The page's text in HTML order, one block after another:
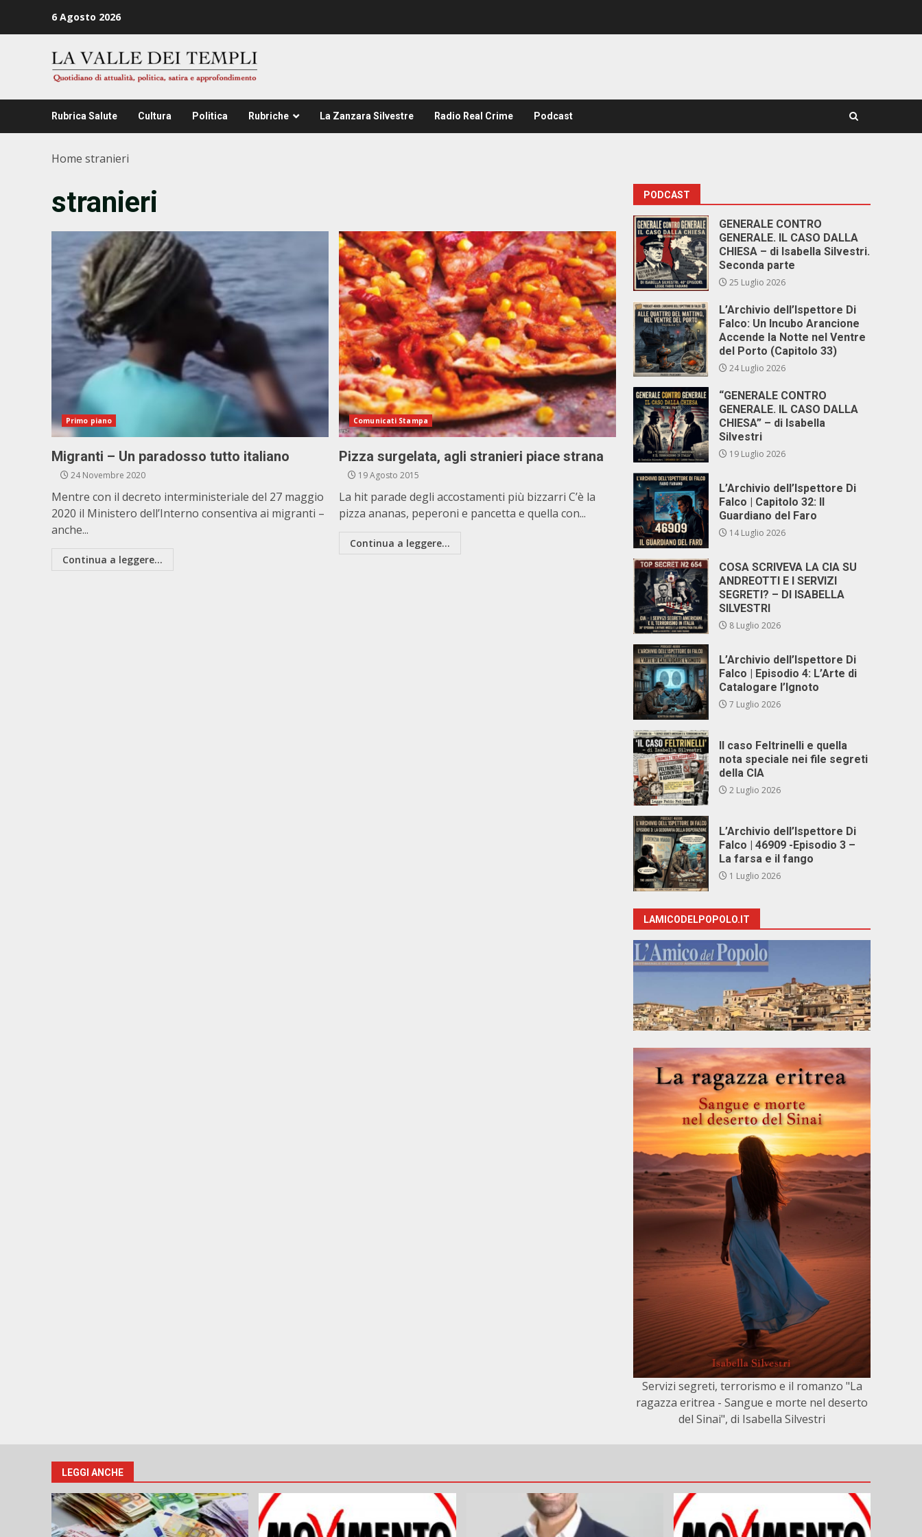
6 Agosto 2026
Rubrica Salute Cultura Politica Rubriche La Zanzara Silvestre Radio Real Crime Podcast
Home stranieri
stranieri
Primo piano
Migranti – Un paradosso tutto italiano
24 Novembre 2020
Mentre con il decreto interministeriale del 27 maggio
2020 il Ministero dell’Interno consentiva ai migranti –
anche...
Continua a leggere...
Comunicati Stampa
Pizza surgelata, agli stranieri piace strana
19 Agosto 2015
La hit parade degli accostamenti più bizzarri C’è la
pizza ananas, peperoni e pancetta e quella con...
Continua a leggere...
PODCAST
GENERALE CONTRO
GENERALE. IL CASO DALLA
CHIESA – di Isabella Silvestri.
Seconda parte
25 Luglio 2026
L’Archivio dell’Ispettore Di
Falco: Un Incubo Arancione
Accende la Notte nel Ventre
del Porto (Capitolo 33)
24 Luglio 2026
“GENERALE CONTRO
GENERALE. IL CASO DALLA
CHIESA” – di Isabella
Silvestri
19 Luglio 2026
L’Archivio dell’Ispettore Di
Falco | Capitolo 32: Il
Guardiano del Faro
14 Luglio 2026
COSA SCRIVEVA LA CIA SU
ANDREOTTI E I SERVIZI
SEGRETI? – DI ISABELLA
SILVESTRI
8 Luglio 2026
L’Archivio dell’Ispettore Di
Falco | Episodio 4: L’Arte di
Catalogare l’Ignoto
7 Luglio 2026
Il caso Feltrinelli e quella
nota speciale nei file segreti
della CIA
2 Luglio 2026
L’Archivio dell’Ispettore Di
Falco | 46909 -Episodio 3 –
La farsa e il fango
1 Luglio 2026
LAMICODELPOPOLO.IT
Servizi segreti, terrorismo e il romanzo "La
ragazza eritrea - Sangue e morte nel deserto
del Sinai", di Isabella Silvestri
LEGGI ANCHE